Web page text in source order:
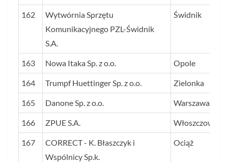
162
Wytwórnia Sprzętu
Komunikacyjnego PZL-Świdnik
S.A.
Świdnik
163 Nowa Itaka Sp. z o.o. Opole
164 Trumpf Huettinger Sp. z o.o. Zielonka
165 Danone Sp. z o.o. Warszawa
166 ZPUE S.A. Włoszczowa
167
CORRECT - K. Błaszczyk i
Wspólnicy Sp.k.
Ociąż